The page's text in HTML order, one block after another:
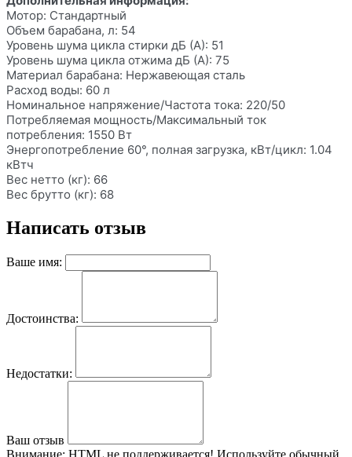
Мотор: Стандартный
Объем барабана, л: 54
Уровень шума цикла стирки дБ (А): 51
Уровень шума цикла отжима дБ (А): 75
Материал барабана: Нержавеющая сталь
Расход воды: 60 л
Номинальное напряжение/Частота тока: 220/50
Потребляемая мощность/Максимальный ток
потребления: 1550 Вт
Энергопотребление 60°, полная загрузка, кВт/цикл: 1.04
кВтч
Вес нетто (кг): 66
Вес брутто (кг): 68
Написать отзыв
Ваше имя:
Достоинства:
Недостатки:
Ваш отзыв
Внимание: HTML не поддерживается! Используйте обычный